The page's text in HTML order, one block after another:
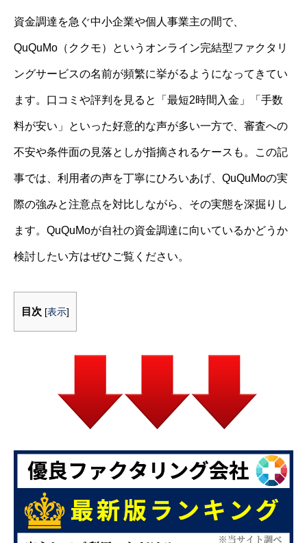
資金調達を急ぐ中小企業や個人事業主の間で、
QuQuMo（ククモ）というオンライン完結型ファクタリ
ングサービスの名前が頻繁に挙がるようになってきてい
ます。口コミや評判を見ると「最短2時間入金」「手数
料が安い」といった好意的な声が多い一方で、審査への
不安や条件面の見落としが指摘されるケースも。この記
事では、利用者の声を丁寧にひろいあげ、QuQuMoの実
際の強みと注意点を対比しながら、その実態を深掘りし
ます。QuQuMoが自社の資金調達に向いているかどうか
検討したい方はぜひご覧ください。
目次 [表示]